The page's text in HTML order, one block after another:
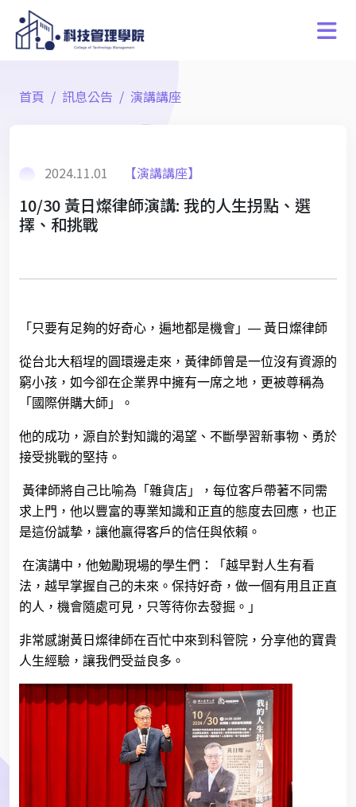
首頁 訊息公告 演講講座
2024.11.01 【演講講座】
10/30 黃日燦律師演講: 我的人生拐點、選
擇、和挑戰
「只要有足夠的好奇心，遍地都是機會」— 黃日燦律師
從台北大稻埕的圓環邊走來，黃律師曾是一位沒有資源的
窮小孩，如今卻在企業界中擁有一席之地，更被尊稱為
「國際併購大師」。
他的成功，源自於對知識的渴望、不斷學習新事物、勇於
接受挑戰的堅持。
黃律師將自己比喻為「雜貨店」，每位客戶帶著不同需
求上門，他以豐富的專業知識和正直的態度去回應，也正
是這份誠摯，讓他贏得客戶的信任與依賴。
在演講中，他勉勵現場的學生們：「越早對人生有看
法，越早掌握自己的未來。保持好奇，做一個有用且正直
的人，機會隨處可見，只等待你去發掘。」
非常感謝黃日燦律師在百忙中來到科管院，分享他的寶貴
人生經驗，讓我們受益良多。